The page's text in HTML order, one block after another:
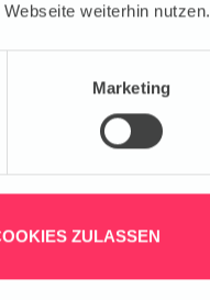
weiterhin nutzen.
Marketing
ZULASSEN